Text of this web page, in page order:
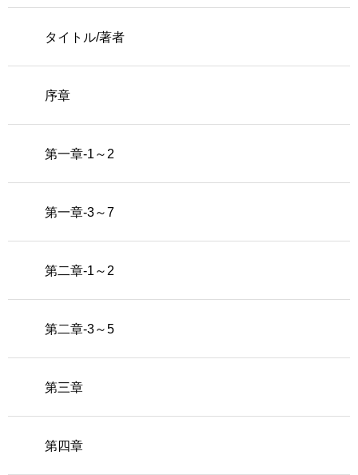
タイトル/著者
序章
第一章-1～2
第一章-3～7
第二章-1～2
第二章-3～5
第三章
第四章